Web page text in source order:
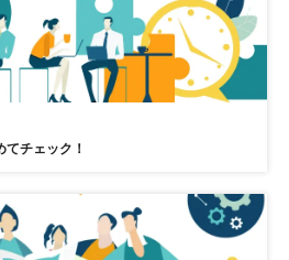
チェック！